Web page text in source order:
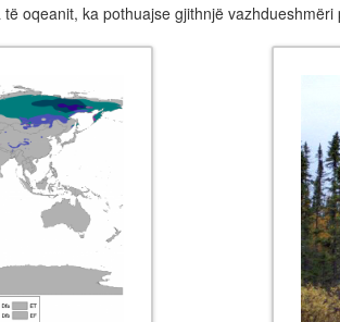
oqeanit, ka pothuajse gjithnjë